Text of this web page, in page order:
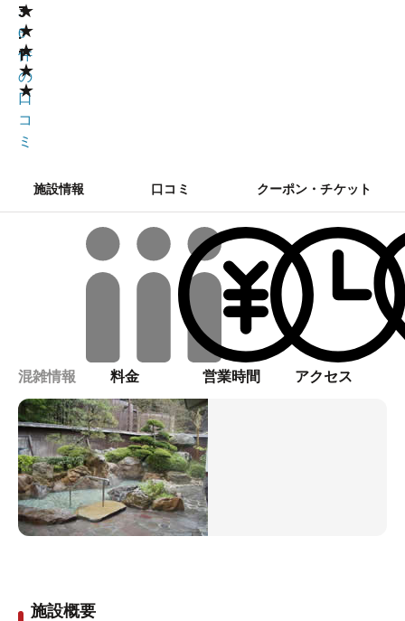
★
★
★
★
★
3
.
1
3
6
件
の
口
コ
ミ
施設情報 口コミ クーポン・チケット
混雑情報 料金 営業時間 アクセス
施設概要